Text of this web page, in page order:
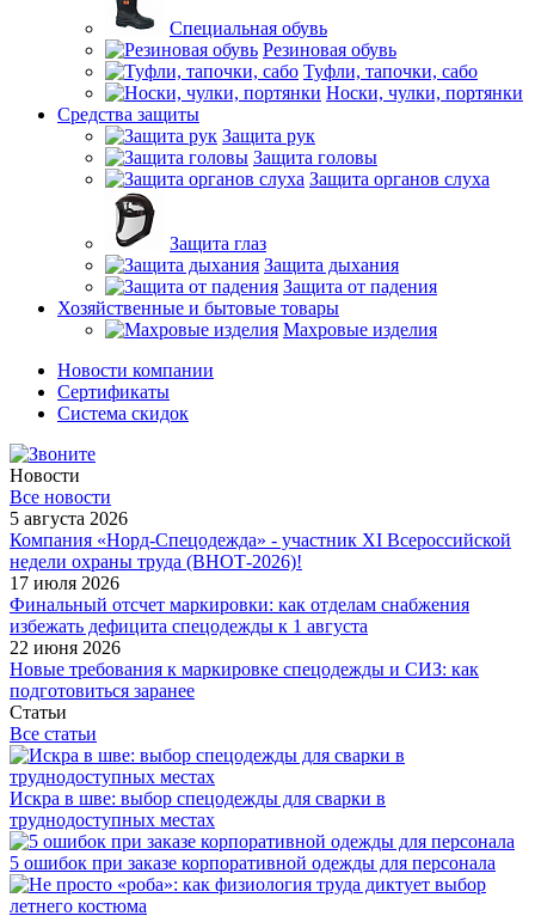
Специальная обувь
Резиновая обувь
Туфли, тапочки, сабо
Носки, чулки, портянки
Средства защиты
Защита рук
Защита головы
Защита органов слуха
Защита глаз
Защита дыхания
Защита от падения
Хозяйственные и бытовые товары
Махровые изделия
Новости компании
Cертификаты
Система скидок
Новости
Все новости
5 августа 2026
Компания «Норд-Спецодежда» - участник XI Всероссийской
недели охраны труда (ВНОТ-2026)!
17 июля 2026
Финальный отсчет маркировки: как отделам снабжения
избежать дефицита спецодежды к 1 августа
22 июня 2026
Новые требования к маркировке спецодежды и СИЗ: как
подготовиться заранее
Статьи
Все статьи
Искра в шве: выбор спецодежды для сварки в
труднодоступных местах
5 ошибок при заказе корпоративной одежды для персонала